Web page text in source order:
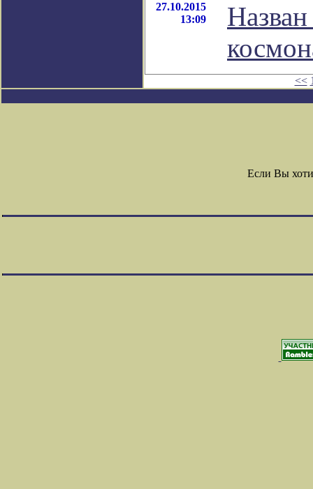
27.10.2015
13:09
<<
Если Вы